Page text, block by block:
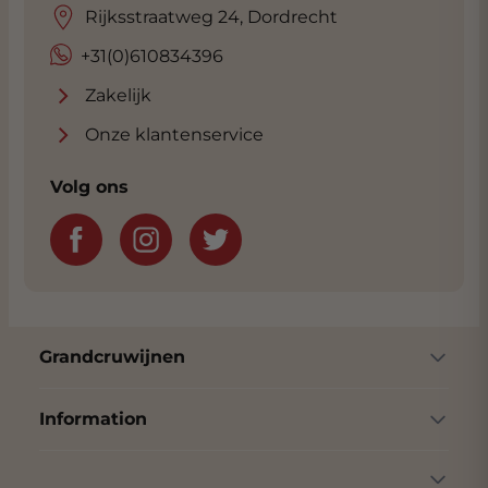
+31(0)610834396
Rijksstraatweg 24, Dordrecht
Zakelijk
Onze klantenservice
Volg ons
Grandcruwijnen
Information